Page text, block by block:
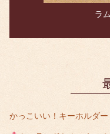
ラ
かっこいい！キーホルダー